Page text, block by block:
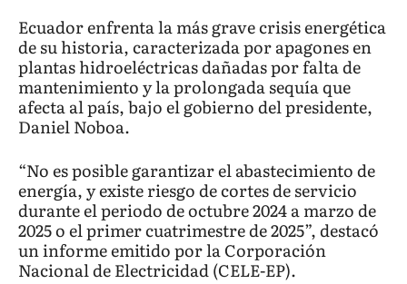
Ecuador enfrenta la más grave crisis energética
de su historia, caracterizada por apagones en
plantas hidroeléctricas dañadas por falta de
mantenimiento y la prolongada sequía que
afecta al país, bajo el gobierno del presidente,
Daniel Noboa.
“No es posible garantizar el abastecimiento de
energía, y existe riesgo de cortes de servicio
durante el periodo de octubre 2024 a marzo de
2025 o el primer cuatrimestre de 2025”, destacó
un informe emitido por la Corporación
Nacional de Electricidad (CELE-EP).